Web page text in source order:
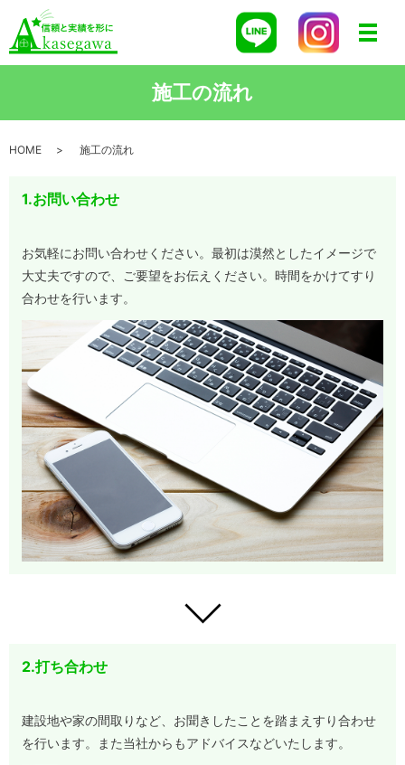
メニ
施工の流れ
HOME 施工の流れ
1.お問い合わせ
お気軽にお問い合わせください。最初は漠然としたイメージで
大丈夫ですので、ご要望をお伝えください。時間をかけてすり
合わせを行います。
2.打ち合わせ
建設地や家の間取りなど、お聞きしたことを踏まえすり合わせ
を行います。また当社からもアドバイスなどいたします。